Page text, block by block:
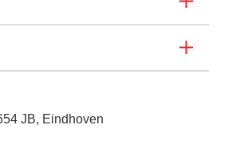
JB, Eindhoven